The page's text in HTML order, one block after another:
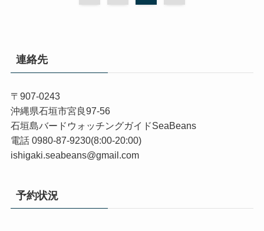
連絡先
〒907-0243
沖縄県石垣市宮良97-56
石垣島バードウォッチングガイドSeaBeans
電話 0980-87-9230(8:00-20:00)
ishigaki.seabeans@gmail.com
予約状況